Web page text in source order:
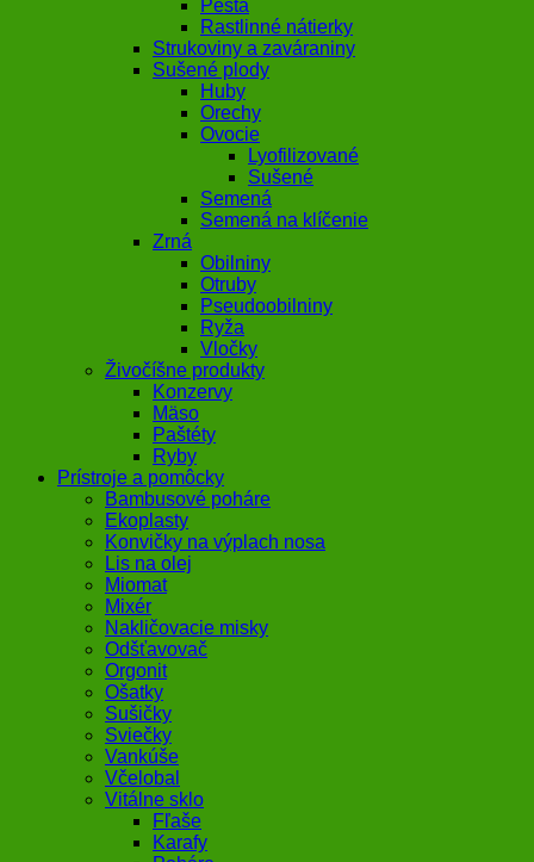
Pestá
Rastlinné nátierky
Strukoviny a zaváraniny
Sušené plody
Huby
Orechy
Ovocie
Lyofilizované
Sušené
Semená
Semená na klíčenie
Zrná
Obilniny
Otruby
Pseudoobilniny
Ryža
Vločky
Živočíšne produkty
Konzervy
Mäso
Paštéty
Ryby
Prístroje a pomôcky
Bambusové poháre
Ekoplasty
Konvičky na výplach nosa
Lis na olej
Miomat
Mixér
Nakličovacie misky
Odšťavovač
Orgonit
Ošatky
Sušičky
Sviečky
Vankúše
Včelobal
Vitálne sklo
Fľaše
Karafy